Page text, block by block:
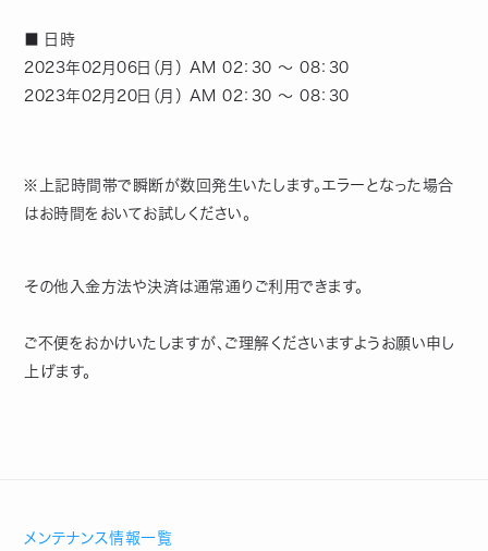
■ 日時
2023年02月06日（月） AM 02：30 ～ 08：30
2023年02月20日（月） AM 02：30 ～ 08：30
※上記時間帯で瞬断が数回発生いたします。エラーとなった場合
はお時間をおいてお試しください。
その他入金方法や決済は通常通りご利用できます。
ご不便をおかけいたしますが、ご理解くださいますようお願い申し
上げます。
メンテナンス情報一覧